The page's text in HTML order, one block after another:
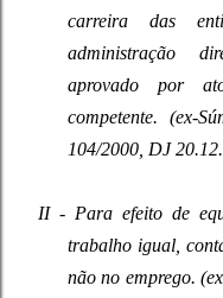
carreira das
administração
aprovado por
competente. (ex-
104/2000, DJ
II - Para efeito de
trabalho igual,
não no emprego.